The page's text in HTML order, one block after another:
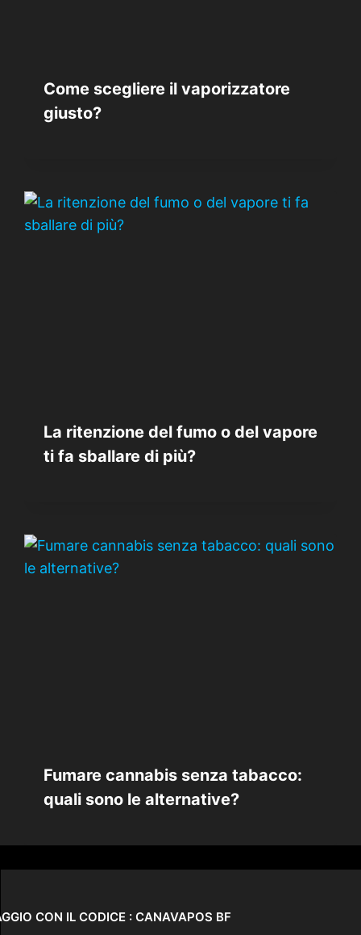
Come scegliere il vaporizzatore
giusto?
La ritenzione del fumo o del vapore
ti fa sballare di più?
Fumare cannabis senza tabacco:
quali sono le alternative?
CON IL CODICE : CANAVAPOS BF